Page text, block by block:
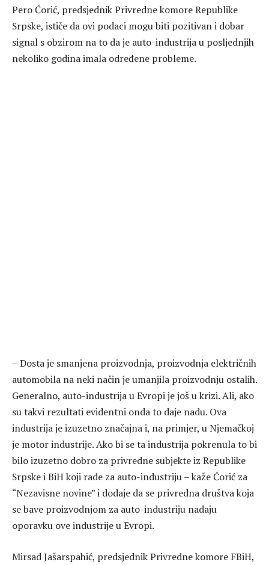
Pero Ćorić, predsjednik Privredne komore Republike
Srpske, ističe da ovi podaci mogu biti pozitivan i dobar
signal s obzirom na to da je auto-industrija u posljednjih
nekoliko godina imala određene probleme.
– Dosta je smanjena proizvodnja, proizvodnja električnih
automobila na neki način je umanjila proizvodnju ostalih.
Generalno, auto-industrija u Evropi je još u krizi. Ali, ako
su takvi rezultati evidentni onda to daje nadu. Ova
industrija je izuzetno značajna i, na primjer, u Njemačkoj
je motor industrije. Ako bi se ta industrija pokrenula to bi
bilo izuzetno dobro za privredne subjekte iz Republike
Srpske i BiH koji rade za auto-industriju – kaže Ćorić za
“Nezavisne novine” i dodaje da se privredna društva koja
se bave proizvodnjom za auto-industriju nadaju
oporavku ove industrije u Evropi.
Mirsad Jašarspahić, predsjednik Privredne komore FBiH,